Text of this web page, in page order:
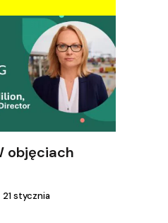
objęciach
21 stycznia